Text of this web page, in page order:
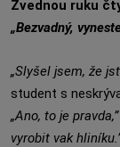
Zvednou ruku
„Bezvadný,
„Slyšel jsem, že
student s
„Ano, to je pravda,”
vyrobit vak